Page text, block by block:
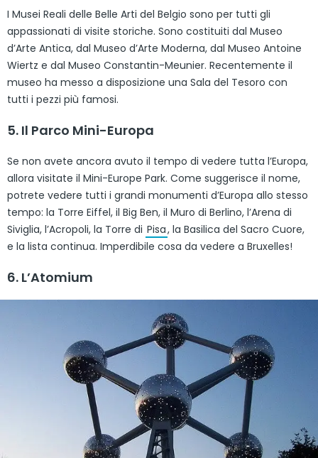
I Musei Reali delle Belle Arti del Belgio sono per tutti gli
appassionati di visite storiche. Sono costituiti dal Museo
d’Arte Antica, dal Museo d’Arte Moderna, dal Museo Antoine
Wiertz e dal Museo Constantin-Meunier. Recentemente il
museo ha messo a disposizione una Sala del Tesoro con
tutti i pezzi più famosi.
5. Il Parco Mini-Europa
Se non avete ancora avuto il tempo di vedere tutta l’Europa,
allora visitate il Mini-Europe Park. Come suggerisce il nome,
potrete vedere tutti i grandi monumenti d’Europa allo stesso
tempo: la Torre Eiffel, il Big Ben, il Muro di Berlino, l’Arena di
Siviglia, l’Acropoli, la Torre di Pisa, la Basilica del Sacro Cuore,
e la lista continua. Imperdibile cosa da vedere a Bruxelles!
6. L’Atomium